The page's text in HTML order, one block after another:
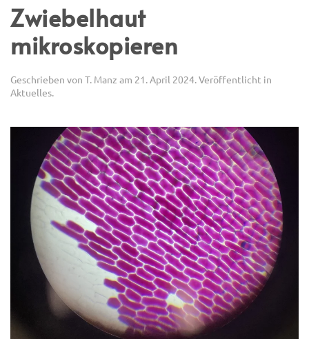
Zwiebelhaut
mikroskopieren
Geschrieben von T. Manz am 21. April 2024 . Veröffentlicht in
Aktuelles